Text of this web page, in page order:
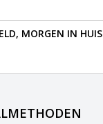
MORGEN IN HUIS